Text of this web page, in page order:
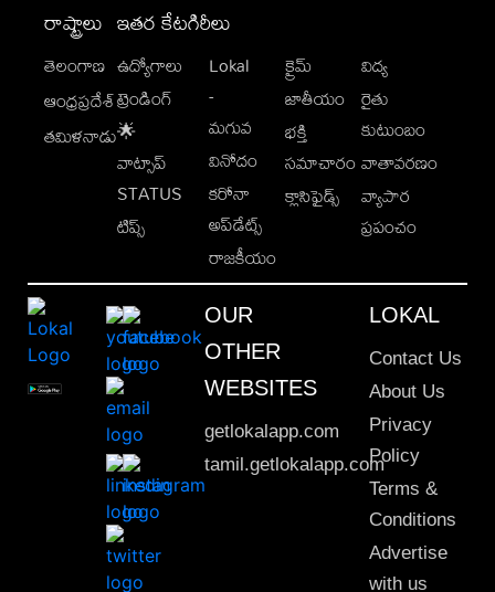
రాష్ట్రాలు
తెలంగాణ
ఆంధ్రప్రదేశ్
తమిళనాడు
ఇతర కేటగిరీలు
ఉద్యోగాలు
ట్రెండింగ్
🌟
వాట్సాప్
STATUS
టిప్స్
Lokal
-
మగువ
వినోదం
కరోనా
అప్‌డేట్స్
రాజకీయం
క్రైమ్
జాతీయం
భక్తి
సమాచారం
క్లాసిఫైడ్స్
విద్య
రైతు
కుటుంబం
వాతావరణం
వ్యాపార
ప్రపంచం
OUR
OTHER
WEBSITES
getlokalapp.com
tamil.getlokalapp.com
LOKAL
Contact Us
About Us
Privacy
Policy
Terms &
Conditions
Advertise
with us